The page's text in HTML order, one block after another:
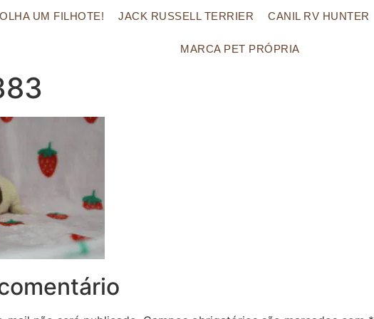
UM FILHOTE! JACK RUSSELL TERRIER CANIL RV HUNTER
MARCA PET PRÓPRIA